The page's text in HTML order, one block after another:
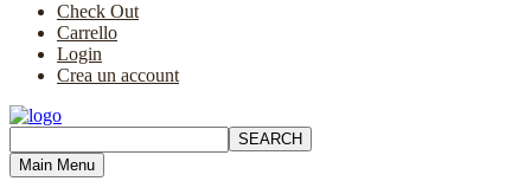
Check Out
Carrello
Login
Crea un account
Main Menu